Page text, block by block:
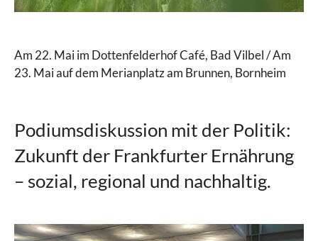
Am 22. Mai im Dottenfelderhof Café, Bad Vilbel / Am
23. Mai auf dem Merianplatz am Brunnen, Bornheim
Podiumsdiskussion mit der Politik:
Zukunft der Frankfurter Ernährung
– sozial, regional und nachhaltig.